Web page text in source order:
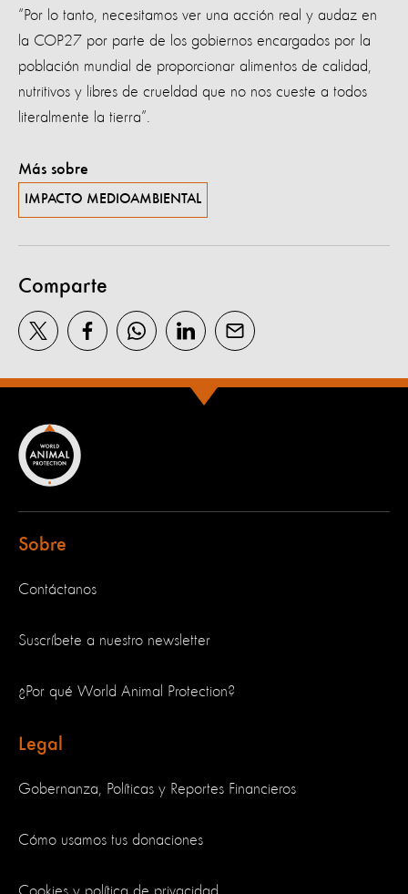
“Por lo tanto, necesitamos ver una acción real y audaz en
la COP27 por parte de los gobiernos encargados por la
población mundial de proporcionar alimentos de calidad,
nutritivos y libres de crueldad que no nos cueste a todos
literalmente la tierra”.
Más sobre
IMPACTO MEDIOAMBIENTAL
Comparte
Sobre
Contáctanos
Suscríbete a nuestro newsletter
¿Por qué World Animal Protection?
Legal
Gobernanza, Políticas y Reportes Financieros
Cómo usamos tus donaciones